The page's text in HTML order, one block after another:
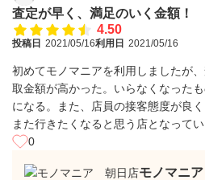
査定が早く、満足のいく金額！
4.50
投稿日 2021/05/16利用日 2021/05/16
初めてモノマニアを利用しましたが
取金額が高かった。いらなくなった
になる。また、店員の接客態度が良
また行きたくなると思う店となってい
0
モノマニ